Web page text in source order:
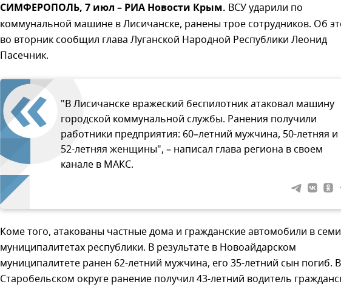
СИМФЕРОПОЛЬ, 7 июл – РИА Новости Крым. ВСУ ударили по
коммунальной машине в Лисичанске, ранены трое сотрудников. Об
во вторник сообщил глава Луганской Народной Республики Леонид
Пасечник.
"В Лисичанске вражеский беспилотник атаковал машину
городской коммунальной службы. Ранения получили
работники предприятия: 60–летний мужчина, 50-летняя и
52-летняя женщины", – написал глава региона в своем
канале в МАКС.
Коме того, атакованы частные дома и гражданские автомобили в семи
муниципалитетах республики. В результате в Новоайдарском
муниципалитете ранен 62-летний мужчина, его 35-летний сын погиб. В
Старобельском округе ранение получил 43-летний водитель